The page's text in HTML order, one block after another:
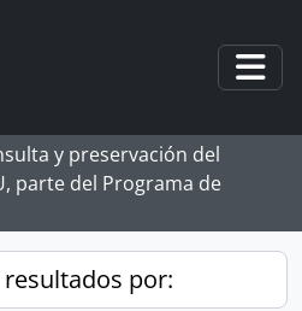
y preservación del
parte del Programa de
por: